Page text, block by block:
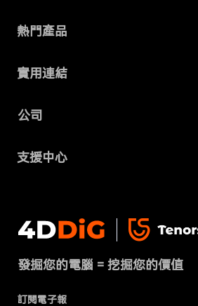
熱門產品
Windows 資料救援
AI File Repair
Partition Manager
實用連結
最新資訊
USB 隨身碟資料救援
免費線上檔案修復
公司
關於我們
條款 & 條件
Cookies政策（已更新）
支援中心
聯絡我們
發掘您的電腦 = 挖掘您的價值
訂閱電子報